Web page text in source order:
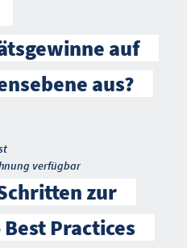
auf
aus?
verfügbar
zur
Practices